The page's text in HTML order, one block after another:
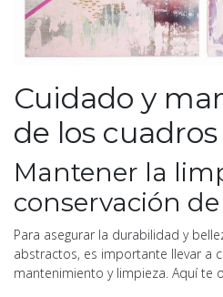
Cuidado y
de los
Mantener la
conservación
Para asegurar la durabilidad y
abstractos, es importante llevar a
mantenimiento y limpieza. Aquí te